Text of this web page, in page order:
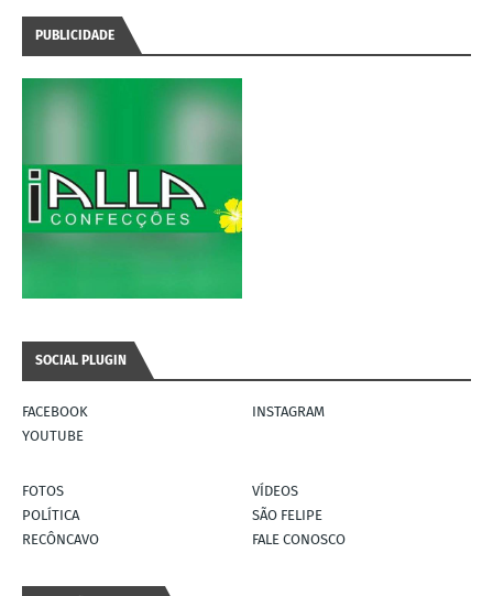
PUBLICIDADE
SOCIAL PLUGIN
FACEBOOK
INSTAGRAM
YOUTUBE
FOTOS
VÍDEOS
POLÍTICA
SÃO FELIPE
RECÔNCAVO
FALE CONOSCO